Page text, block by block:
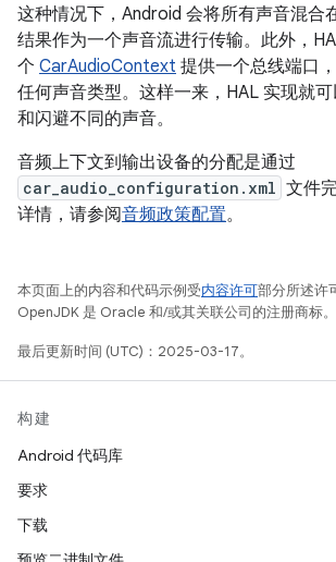
这种情况下，Android 会将所有声音混合
结果作为一个声音流进行传输。此外，
个 CarAudioContext 提供一个总线端口
任何声音类型。这样一来，HAL 实现就
和闪避不同的声音。
音频上下文到输出设备的分配是通过
car_audio_configuration.xml 文件
详情，请参阅音频政策配置。
本页面上的内容和代码示例受内容许可部分所述许
OpenJDK 是 Oracle 和/或其关联公司的注册商标。
最后更新时间 (UTC)：2025-03-17。
构建
Android 代码库
要求
下载